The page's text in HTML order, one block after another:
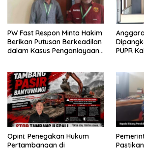
PW Fast Respon Minta Hakim
Berikan Putusan Berkeadilan
dalam Kasus Penganiayaan
PUPR
Opini: Penegakan Hukum
Pertambangan di